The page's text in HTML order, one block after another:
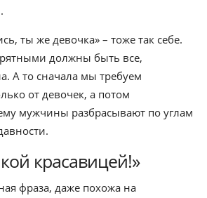
ты же девочка» – тоже так себе.
должны быть все,
А то сначала мы требуем
от девочек, а потом
мужчины разбрасывают по углам
красавицей!»
фраза, даже похожа на